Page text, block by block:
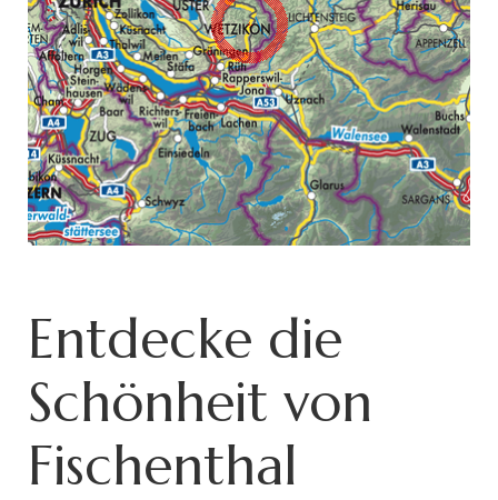
Entdecke die
Schönheit von
Fischenthal